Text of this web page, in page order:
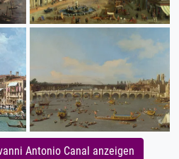
Antonio Canal anzeigen